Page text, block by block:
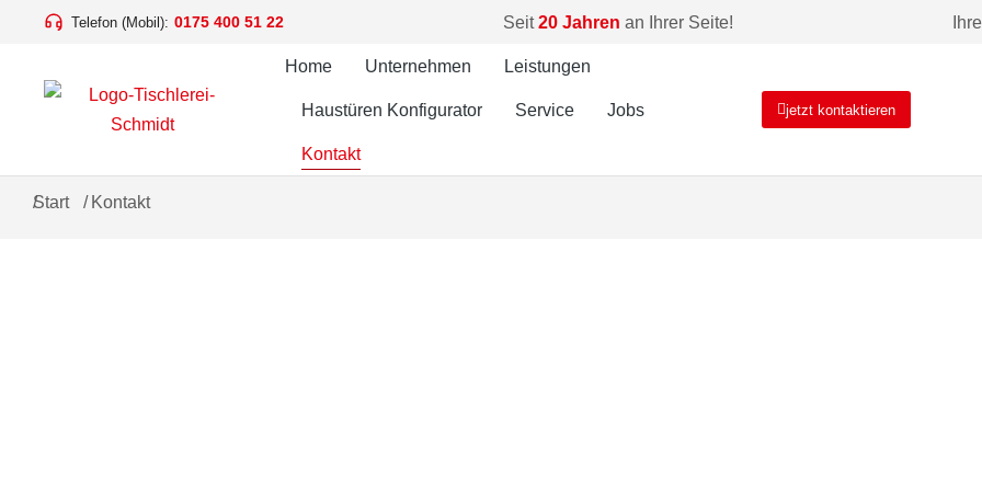
Telefon (Mobil): 0175 400 51 22 Seit20 Jahren an Ihrer Seite! Ihre
Home Unternehmen Leistungen
Haustüren Konfigurator Service Jobs
Kontakt
jetzt kontaktieren
Sie befinden sich hier:
Start Kontakt